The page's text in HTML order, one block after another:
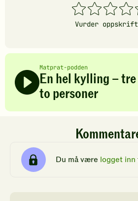
1
stjerner
2
stjerner
3
stjerner
4
5
Vurder
Matprat-podden
En hel kylling –
to personer
Du må være logget inn